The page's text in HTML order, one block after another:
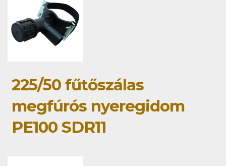
225/50 fűtőszálas
megfúrós nyeregidom
PE100 SDR11